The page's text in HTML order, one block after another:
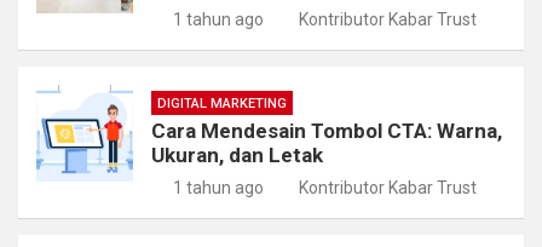
1 tahun ago Kontributor Kabar Trust
DIGITAL MARKETING
Cara Mendesain Tombol CTA: Warna,
Ukuran, dan Letak
1 tahun ago Kontributor Kabar Trust